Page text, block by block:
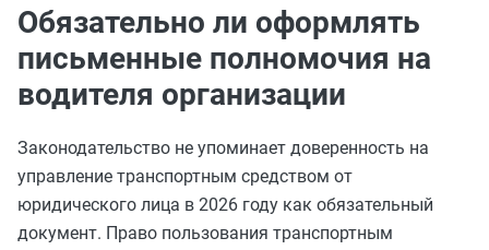
Обязательно ли оформлять
письменные полномочия на
водителя организации
Законодательство не упоминает доверенность на
управление транспортным средством от
юридического лица в 2026 году как обязательный
документ. Право пользования транспортным